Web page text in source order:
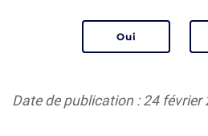
Date de publication : 24 février